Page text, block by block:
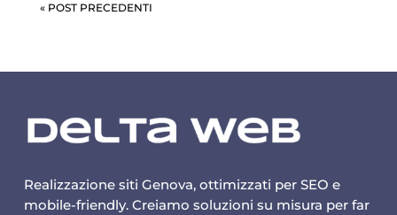
« POST PRECEDENTI
Realizzazione siti Genova, ottimizzati per SEO e
mobile-friendly. Creiamo soluzioni su misura per far